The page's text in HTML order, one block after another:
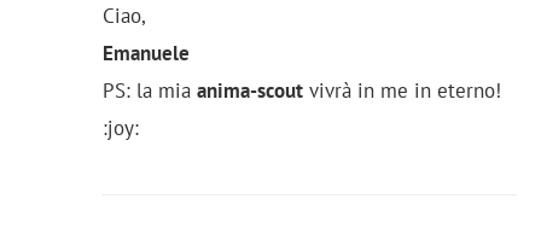
Ciao,
Emanuele
PS: la mia anima-scout vivrà in me in eterno!
:joy: